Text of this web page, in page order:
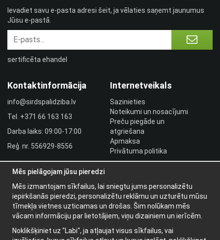
Kontaktinformācija
info@sirdspalidziba.lv
Tel. +371 66 163 163​
Darba laiks: 09:00-17:00
Reģ. nr. 556929-8556
Internetveikals
Sazinieties
Noteikumi un nosacījumi
Preču piegāde un
atgriešana
Apmaksa
Privātuma politika
Pieslēgties
Papildu informācija
Jaunumu vēstules
Ievadiet savu e-pasta adresi šeit, ja vēlaties saņemt jaunumus
Jūsu e-pastā.
sertificēta ehandel
Mēs pielāgojam jūsu pieredzi
Mēs izmantojam sīkfailus, lai sniegtu jums personalizētu
iepirkšanās pieredzi, personalizētu reklāmu un uzturētu mūsu
tīmekļa vietnes uzticamas un drošas. Šim nolūkam mēs
vācam informāciju par lietotājiem, viņu dizainiem un ierīcēm.
Noklikšķiniet uz "Labi", ja atļaujat visus sīkfailus, vai